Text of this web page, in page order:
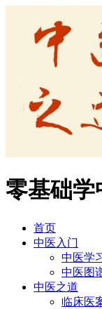
零基础学
首页
中医入门
中医学
中医图
中医之道
临床医